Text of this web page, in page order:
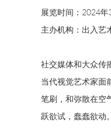
展览时间：2024
主办机构：出入艺
社交媒体和大众传
当代视觉艺术家面
笔刷，和弥散在空
跃欲试，蠢蠢欲动。